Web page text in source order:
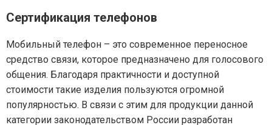
Сертификация телефонов
Мобильный телефон – это современное переносное
средство связи, которое предназначено для голосового
общения. Благодаря практичности и доступной
стоимости такие изделия пользуются огромной
популярностью. В связи с этим для продукции данной
категории законодательством России разработан